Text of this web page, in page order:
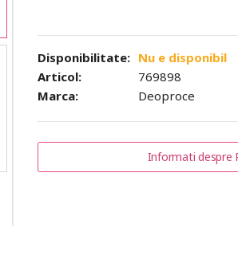
Disponibilitate: Nu e disponibil
Articol:
769898
Marca:
Deoproce
Informati despre